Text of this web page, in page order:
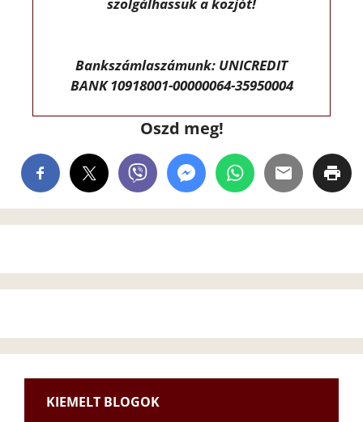
szolgálhassuk a közjót!
Bankszámlaszámunk: UNICREDIT
BANK 10918001-00000064-35950004
Oszd meg!
KIEMELT BLOGOK